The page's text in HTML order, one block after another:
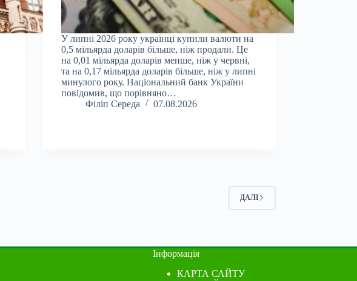
У липні 2026 року українці купили валюти на
0,5 мільярда доларів більше, ніж продали. Це
на 0,01 мільярда доларів менше, ніж у червні,
та на 0,17 мільярда доларів більше, ніж у липні
минулого року. Національний банк України
повідомив, що порівняно…
Філіп Середа
07.08.2026
ДАЛІ
Інформація
КАРТА САЙТУ